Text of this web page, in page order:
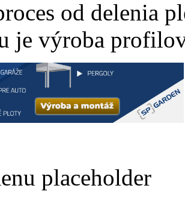
od delenia
je výroba
placeholder